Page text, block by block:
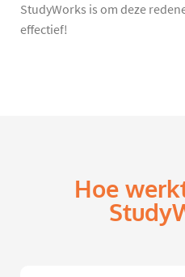
StudyWorks is om deze
effectief!
Hoe